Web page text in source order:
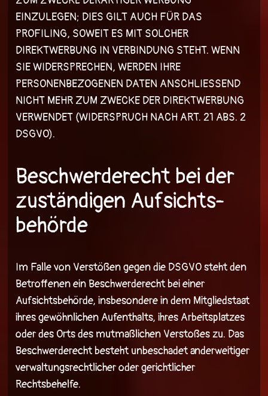
EINZULEGEN; DIES GILT AUCH FÜR DAS
PROFILING, SOWEIT ES MIT SOLCHER
DIREKTWERBUNG IN VERBINDUNG STEHT. WENN
SIE WIDERSPRECHEN, WERDEN IHRE
PERSONENBEZOGENEN DATEN ANSCHLIESSEND
NICHT MEHR ZUM ZWECKE DER DIREKTWERBUNG
VERWENDET (WIDERSPRUCH NACH ART. 21 ABS. 2
DSGVO).
Beschwerde­recht bei der
zuständigen Aufsichts­
behörde
Im Falle von Verstößen gegen die DSGVO steht den
Betroffenen ein Beschwerderecht bei einer
Aufsichtsbehörde, insbesondere in dem Mitgliedstaat
ihres gewöhnlichen Aufenthalts, ihres Arbeitsplatzes
oder des Orts des mutmaßlichen Verstoßes zu. Das
Beschwerderecht besteht unbeschadet anderweitiger
verwaltungsrechtlicher oder gerichtlicher
Rechtsbehelfe.